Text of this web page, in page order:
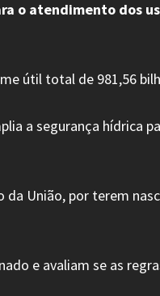
o atendimento dos
útil total de 981,56
a segurança hídrica
União, por terem
e avaliam se as